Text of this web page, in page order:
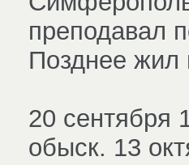
преподавал
Позднее жил
20 сентября
обыск. 13